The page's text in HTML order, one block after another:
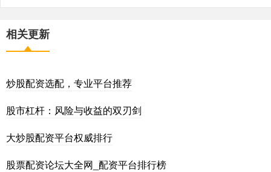
相关更新
炒股配资选配，专业平台推荐
股市杠杆：风险与收益的双刃剑
大炒股配资平台权威排行
股票配资论坛大全网_配资平台排行榜